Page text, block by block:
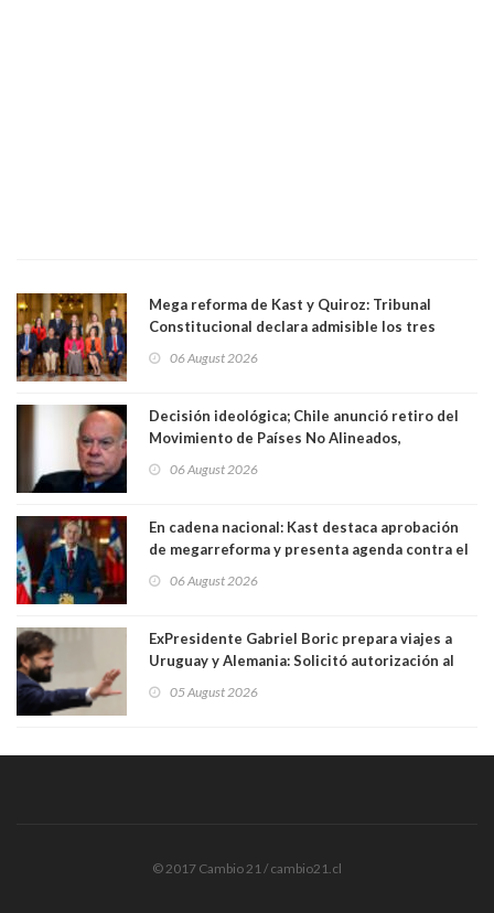
Mega reforma de Kast y Quiroz: Tribunal
Constitucional declara admisible los tres
06 August 2026
Decisión ideológica; Chile anunció retiro del
Movimiento de Países No Alineados,
1971. Excanciller Insulza lamentó decisión
06 August 2026
En cadena nacional: Kast destaca aprobación
de megarreforma y presenta agenda contra el
06 August 2026
ExPresidente Gabriel Boric prepara viajes a
Uruguay y Alemania: Solicitó autorización al
05 August 2026
© 2017 Cambio 21 / cambio21.cl